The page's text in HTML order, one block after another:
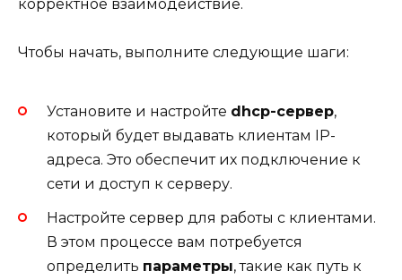
корректное взаимодействие.
Чтобы начать, выполните следующие шаги:
Установите и настройте dhcp-сервер,
который будет выдавать клиентам IP-
адреса. Это обеспечит их подключение к
сети и доступ к серверу.
Настройте сервер для работы с клиентами.
В этом процессе вам потребуется
определить параметры, такие как путь к